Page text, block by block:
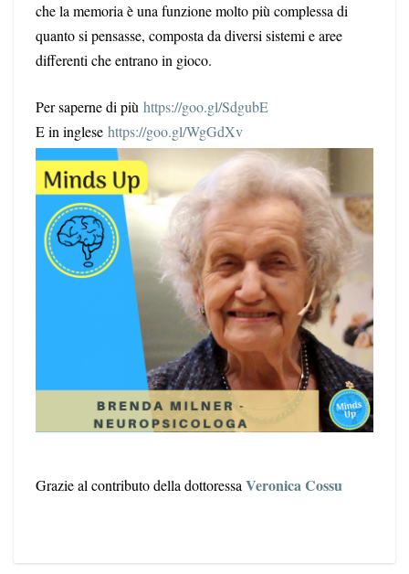
che la memoria è una funzione molto più complessa di
quanto si pensasse, composta da diversi sistemi e aree
differenti che entrano in gioco.
Per saperne di più https://goo.gl/SdgubE
E in inglese https://goo.gl/WgGdXv
Grazie al contributo della dottoressa Veronica Cossu